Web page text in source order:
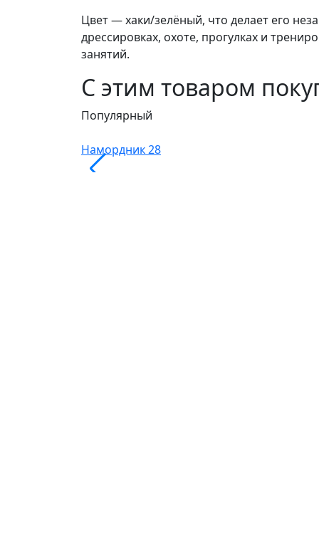
Цвет — хаки/зелёный, что делает его
дрессировках, охоте, прогулках и
занятий.
С этим товаром
Популярный
Намордник 28